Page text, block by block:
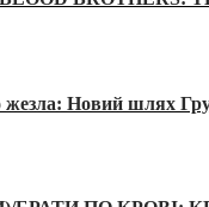
жезла: Новий шлях